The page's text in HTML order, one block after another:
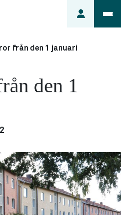
lägenheten
Så här
söker du
lägenhet
från den 1 januari
den 1